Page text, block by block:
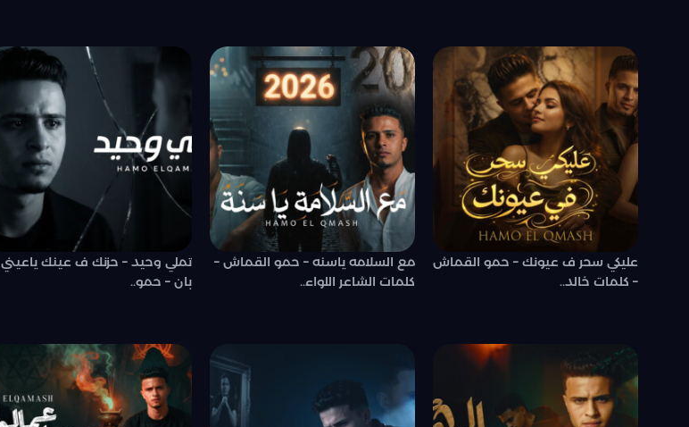
عليكي سحر ف عيونك – حمو القماش
– كلمات خالد..
مع السلامه ياسنه – حمو القماش –
كلمات الشاعر اللواء..
تملي وحيد – حزنك ف عينك ياعيني
بان – حمو..